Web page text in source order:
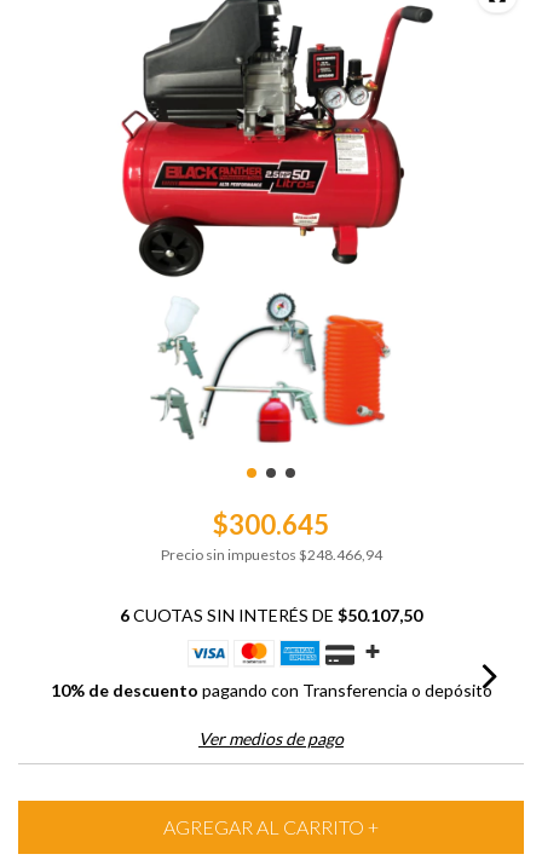
$300.645
Precio sin impuestos $248.466,94
6CUOTAS SIN INTERÉS DE $50.107,50
10% de descuento pagando con Transferencia o depósito
Ver medios de pago